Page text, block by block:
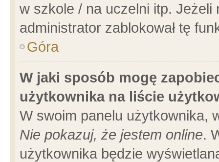
w szkole / na uczelni itp.
administrator zablokował tę
Góra
W jaki sposób mogę
użytkownika na liście
W swoim panelu użytkownika,
Nie pokazuj, że jestem online.
użytkownika będzie